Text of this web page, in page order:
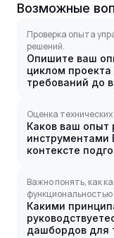
Возможные
Проверка опыта
решений.
Опишите ваш
циклом
требований до
Оценка
Каков ваш опыт
инструментами
контексте
Важно понять, как
функциональностью
Какими
дашбордов для